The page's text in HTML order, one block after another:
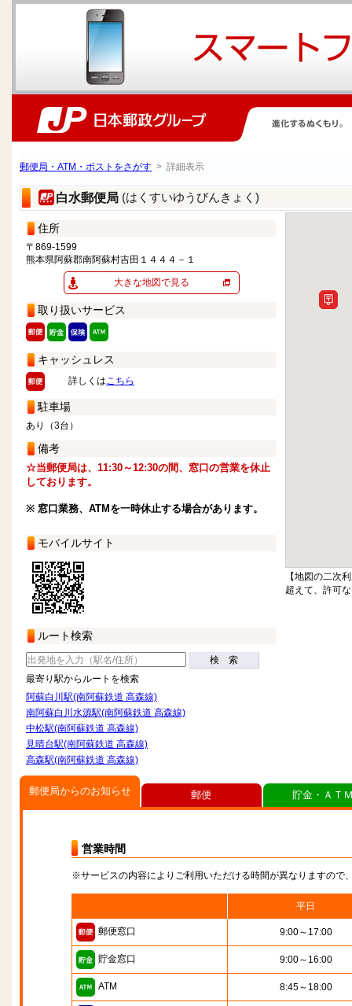
郵便局・ATM・ポストをさがす > 詳細表示
白水郵便局 (はくすいゆうびんきょく)
住所
〒869-1599
熊本県阿蘇郡南阿蘇村吉田１４４４－１
大きな地図で見る
取り扱いサービス
キャッシュレス
詳しくはこちら
駐車場
あり（3台）
備考
☆当郵便局は、11:30～12:30の間、窓口の営業を休止
しております。
※ 窓口業務、ATMを一時休止する場合があります。
モバイルサイト
ルート検索
検 索
最寄り駅からルートを検索
阿蘇白川駅(南阿蘇鉄道 高森線)
南阿蘇白川水源駅(南阿蘇鉄道 高森線)
中松駅(南阿蘇鉄道 高森線)
見晴台駅(南阿蘇鉄道 高森線)
高森駅(南阿蘇鉄道 高森線)
【地図の二次
超えて、許可
郵便局からのお知らせ
営業時間
※サービスの内容によりご利用いただける時間が異なりますので
平日
郵便窓口 9:00～17:00
貯金窓口 9:00～16:00
ATM 8:45～18:00
郵便 貯金・ＡＴ